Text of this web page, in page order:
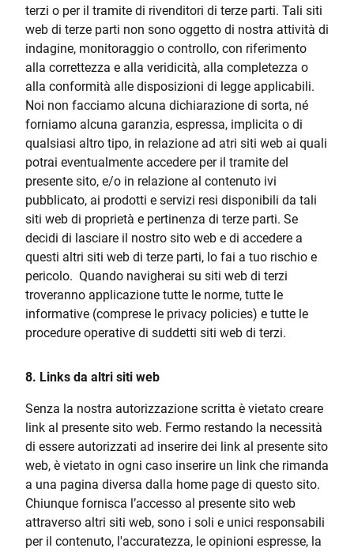
terzi o per il tramite di rivenditori di terze parti. Tali siti
web di terze parti non sono oggetto di nostra attività di
indagine, monitoraggio o controllo, con riferimento
alla correttezza e alla veridicità, alla completezza o
alla conformità alle disposizioni di legge applicabili.
Noi non facciamo alcuna dichiarazione di sorta, né
forniamo alcuna garanzia, espressa, implicita o di
qualsiasi altro tipo, in relazione ad atri siti web ai quali
potrai eventualmente accedere per il tramite del
presente sito, e/o in relazione al contenuto ivi
pubblicato, ai prodotti e servizi resi disponibili da tali
siti web di proprietà e pertinenza di terze parti. Se
decidi di lasciare il nostro sito web e di accedere a
questi altri siti web di terze parti, lo fai a tuo rischio e
pericolo. Quando navigherai su siti web di terzi
troveranno applicazione tutte le norme, tutte le
informative (comprese le privacy policies) e tutte le
procedure operative di suddetti siti web di terzi.
8. Links da altri siti web
Senza la nostra autorizzazione scritta è vietato creare
link al presente sito web. Fermo restando la necessità
di essere autorizzati ad inserire dei link al presente sito
web, è vietato in ogni caso inserire un link che rimanda
a una pagina diversa dalla home page di questo sito.
Chiunque fornisca l’accesso al presente sito web
attraverso altri siti web, sono i soli e unici responsabili
per il contenuto, l'accuratezza, le opinioni espresse, la